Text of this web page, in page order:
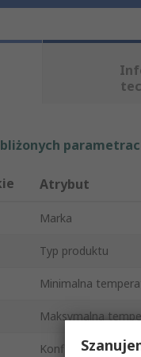
Atrybut
Marka
Typ produktu
Minimalna
Maksymalna
Konfiguracja